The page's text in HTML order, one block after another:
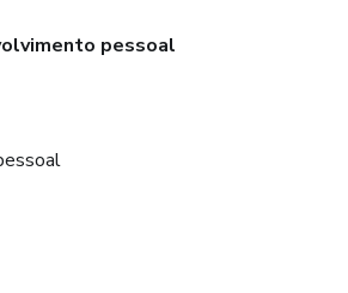
pessoal